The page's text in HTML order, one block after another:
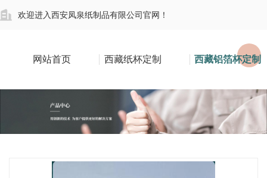
欢迎进入西安凤泉纸制品有限公司官网！
网站首页 西藏纸杯定制 西藏铝箔杯定制